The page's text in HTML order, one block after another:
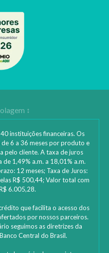
instituições financeiras. Os
6 a 36 meses por produto e
pelo cliente. A taxa de juros
1,49% a.m. a 18,01% a.m.
12 meses; Taxa de Juros:
R$ 500,44; Valor total com
6.005,28.
que facilita o acesso dos
por nossos parceiros.
seguimos as diretrizes da
Central do Brasil.